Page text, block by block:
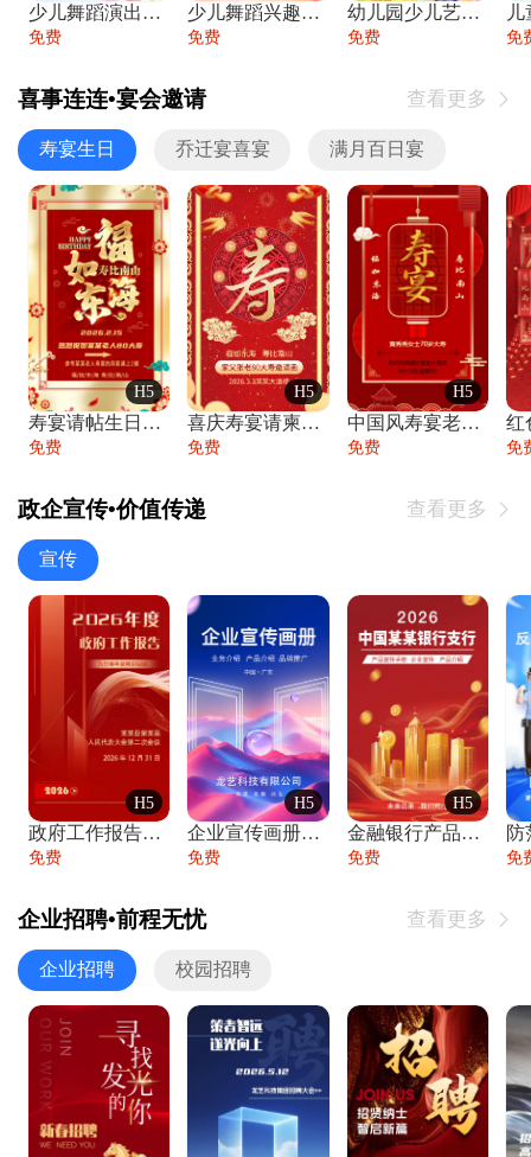
少儿舞蹈演出舞蹈比赛跳舞大赛文艺汇演活动
免费
少儿舞蹈兴趣班艺术培训学校招生宣传
免费
幼儿园少儿艺术展览绘画展摄影作品展美术展
免费 免
喜事连连•宴会邀请 查看更多 
寿宴生日 乔迁宴喜宴 满月百日宴
H5
寿宴请帖生日宴邀请函老人寿星生日快乐祝寿
免费
H5
喜庆寿宴请柬老人生日宴会邀请函请柬过大寿
免费
H5
中国风寿宴老人生日宴会邀请函寿宴请帖请柬
免费 免
政企宣传•价值传递 查看更多 
宣传
H5
政府工作报告政府年终工作总结
免费
H5
企业宣传画册公司简介产品介绍业务宣传手册
免费
H5
金融银行产品宣传手册企业宣传产品介绍
免费
防
免
企业招聘•前程无忧 查看更多 
企业招聘 校园招聘